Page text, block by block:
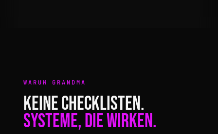
WARUM GRANDMA
KEINE CHECKLISTEN.
SYSTEME, DIE WIRKEN.